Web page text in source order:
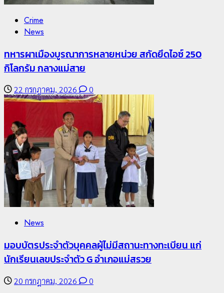
Crime
News
ทหารผาเมืองบูรณาการหลายหน่วย สกัดยึดไอซ์ 250
กิโลกรัม กลางแม่สาย
22 กรกฎาคม, 2026 0
News
มอบบัตรประจำตัวบุคคลผู้ไม่มีสถานะทางทะเบียน แก่
นักเรียนเลขประจำตัว G อำเภอแม่สรวย
20 กรกฎาคม, 2026 0
News
มอบบัตรประจำตัวบุคคลผู้ไม่มีสถานะทางทะเบียน แก่
นักเรียนเลขประจำตัว G อำเภอแม่สรวย
20 กรกฎาคม, 2026 0
1
Chiangrai Municipality
Study
เลขาธิการ ป.ป.ส. ชื่นชมโรงเรียนเทศบาล 7 ฝั่งหมิ่น
ต้นแบบพัฒนา EF สร้างภูมิคุ้มกันยาเสพติด